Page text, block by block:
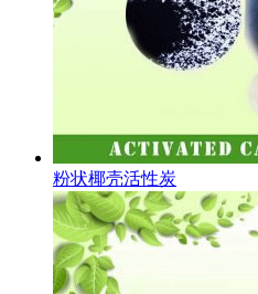
粉状椰壳活性炭